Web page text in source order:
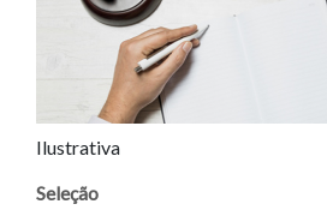
Ilustrativa
Seleção